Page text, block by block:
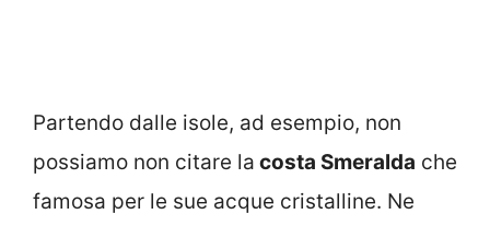
Partendo dalle isole, ad esempio, non
possiamo non citare la costa Smeralda che
famosa per le sue acque cristalline. Ne